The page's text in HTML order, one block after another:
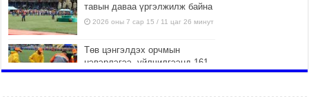
тавын даваа үргэлжилж байна
2026 оны 7 сар 15 / 11 цаг 26 минут
Төв цэнгэлдэх орчмын
цэвэрлэгээ, үйлчилгээнд 161
ажилтан, 27 техниктэй